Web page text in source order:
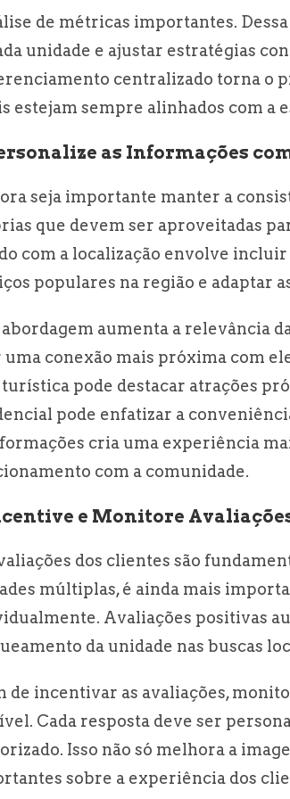
de métricas importantes.
unidade e ajustar estratégias
centralizado torna o
estejam sempre alinhados com a
as Informações
seja importante manter a
que devem ser aproveitadas
com a localização envolve
populares na região e adaptar
abordagem aumenta a relevância
conexão mais próxima com
turística pode destacar atrações
pode enfatizar a
cria uma experiência
com a comunidade.
e Monitore
dos clientes são
múltiplas, é ainda mais
Avaliações positivas
da unidade nas buscas
de incentivar as avaliações,
Cada resposta deve ser
Isso não só melhora a
sobre a experiência dos